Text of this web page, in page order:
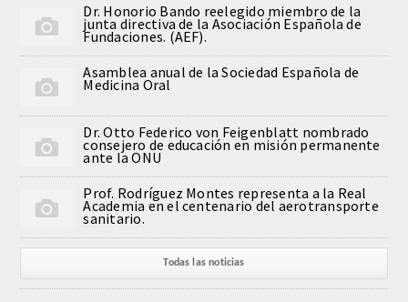
ESTOMATOLOGIA MEDICO-
ODONTOLOGIA CONSERVADORA
ORTOGNATIA
NÚMERO
Número de Medalla
Dr. Honorio Bando reelegido miembro de la
junta directiva de la Asociación Española de
Fundaciones. (AEF).
Asamblea anual de la Sociedad Española de
Medicina Oral
Dr. Otto Federico von Feigenblatt nombrado
consejero de educación en misión permanente
ante la ONU
Prof. Rodríguez Montes representa a la Real
Academia en el centenario del aerotransporte
sanitario.
Todas las noticias